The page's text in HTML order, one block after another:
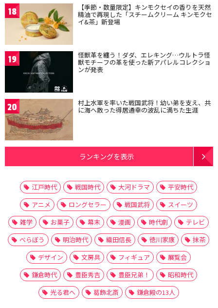
18 【季節・数量限定】キンモクセイの香りを天然
精油で再現した「スチームクリーム キンモクセ
イ&茶」新登場
19 怪獣革を纏う！ダダ、エレキング…ウルトラ怪
獣モチーフの革を使った新アパレルコレクショ
ンが発表
20 村上水軍を率いた戦国武将！幼い弟を支え、共
に海へ散った得居通幸の波乱に満ちた生涯
ランキングを表示
江戸時代 戦国時代 大河ドラマ
平安時代
アニメ
ロングセラー 戦国武将
スイーツ
雑学
お菓子 幕末 漫画 時代劇
テレビ
べらぼう
明治時代 織田信長 徳川家康
抹茶
デザイン
文房具 フィギュア
展覧会
鎌倉時代
豊臣秀吉 豊臣兄弟！
昭和時代
光る君へ
葛飾北斎 鎌倉殿の13人